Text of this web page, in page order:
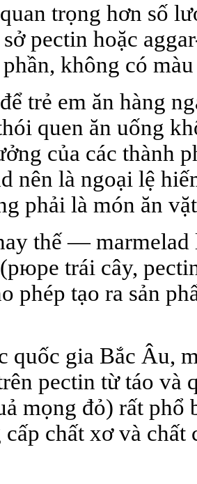
trọng hơn số
pectin hoặc
không có
trẻ em ăn hàng
quen ăn uống
của các thành
nên là ngoại lệ
phải là món ăn
thế — marmelad
trái cây,
phép tạo ra sản
quốc gia Bắc Âu,
pectin từ táo và
mọng đỏ) rất
chất xơ và